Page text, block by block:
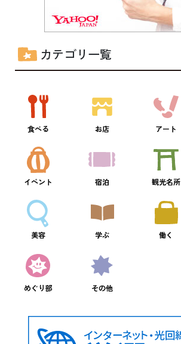
カテゴリ一覧
食べる お店 アート
イベント 宿泊 観光名所
美容 学ぶ 働く
めぐり部 その他